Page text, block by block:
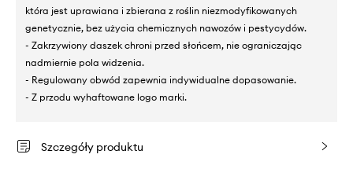
która jest uprawiana i zbierana z roślin niezmodyfikowanych
genetycznie, bez użycia chemicznych nawozów i pestycydów.
- Zakrzywiony daszek chroni przed słońcem, nie ograniczając
nadmiernie pola widzenia.
- Regulowany obwód zapewnia indywidualne dopasowanie.
- Z przodu wyhaftowane logo marki.
Szczegóły produktu